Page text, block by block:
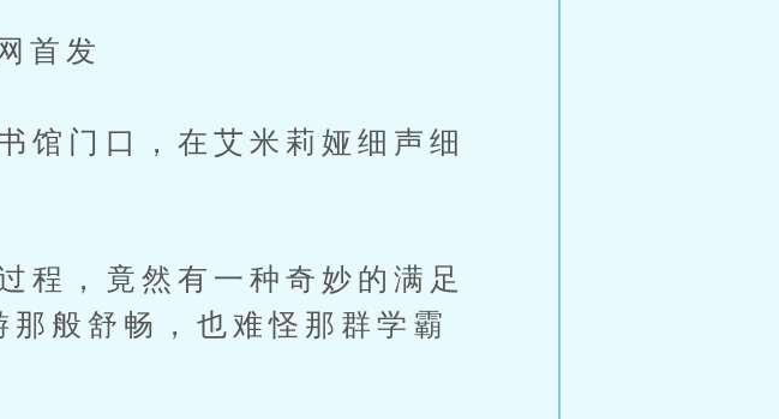
首发
门口，在艾米莉娅细声细
，竟然有一种奇妙的满足
般舒畅，也难怪那群学霸